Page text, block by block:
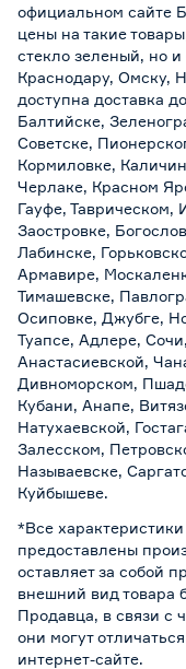
официальном сайте
цены на такие
стекло зеленый, но
Краснодару, Омску,
доступна доставка
Балтийске,
Советске,
Кормиловке,
Черлаке, Красном
Гауфе, Таврическом,
Заостровке,
Лабинске,
Армавире,
Тимашевске,
Осиповке, Джубге,
Туапсе, Адлере,
Анастасиевской,
Дивноморском,
Кубани, Анапе,
Натухаевской,
Залесском,
Называевске,
Куйбышеве.
*Все
предоставлены
оставляет за собой
внешний вид товара
Продавца, в связи с
они могут
интернет-сайте.